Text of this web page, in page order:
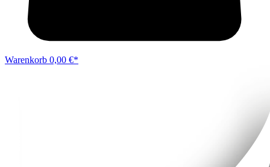
Warenkorb 0,00 €*